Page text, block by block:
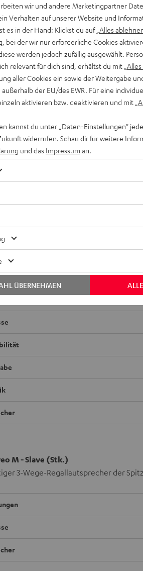
3-Wege-Regallautsprecher der
M - Slave (Stk.)
3-Wege-Regallautsprecher der
wir und andere Marketingpartner
Verhalten auf unserer Website und
es in der Hand: Klickst du auf „Alles
bei der wir nur erforderliche Cookies
werden jedoch zufällig ausgewählt.
relevant für dich sind, erhältst du mit
aller Cookies ein sowie der Weitergabe
der EU/des EWR. Für eine
aktivieren bzw. deaktivieren und mit
kannst du unter „Daten-Einstellungen“
widerrufen. Schau dir für weitere
und das Impressum an.
ÜBERNEHMEN